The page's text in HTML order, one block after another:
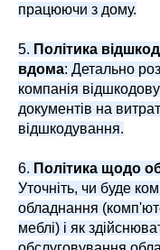
працюючи з дому.
5. Політика
вдома: Детально
компанія
документів на
відшкодування.
6. Політика щодо
Уточніть, чи буде
обладнання
меблі) і як